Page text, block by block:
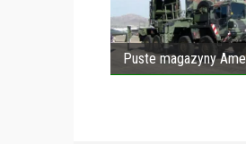
Puste magazyny